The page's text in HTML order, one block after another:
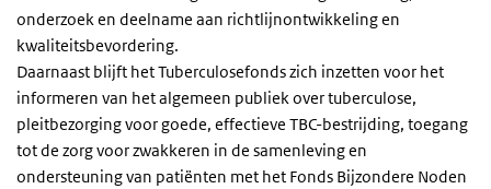
onderzoek en deelname aan richtlijnontwikkeling en
kwaliteitsbevordering.
Daarnaast blijft het Tuberculosefonds zich inzetten voor het
informeren van het algemeen publiek over tuberculose,
pleitbezorging voor goede, effectieve TBC-bestrijding, toegang
tot de zorg voor zwakkeren in de samenleving en
ondersteuning van patiënten met het Fonds Bijzondere Noden